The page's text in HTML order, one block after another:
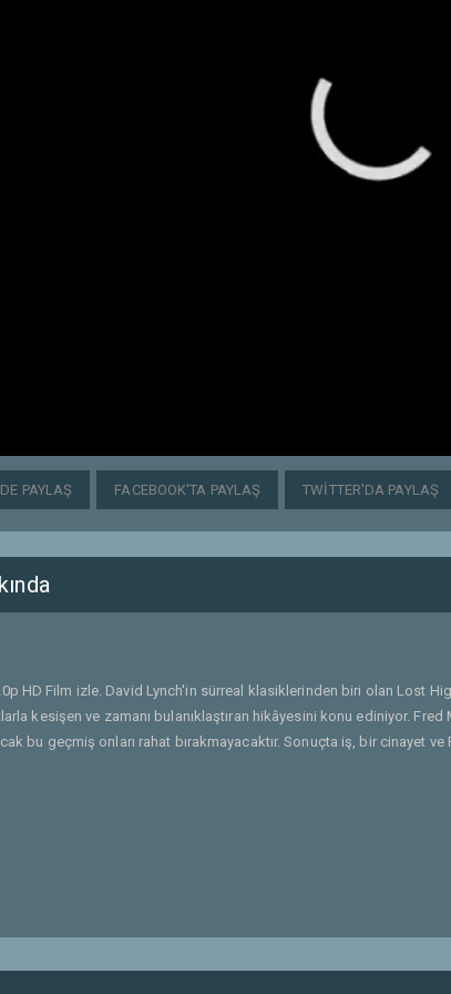
PAYLAŞ FACEBOOK'TA PAYLAŞ TWITTER'DA PAYLAŞ
HD Film izle. David Lynch'in sürreal klasiklerinden biri olan Lost
kesişen ve zamanı bulanıklaştıran hikâyesini konu ediniyor. Fred
bu geçmiş onları rahat bırakmayacaktır. Sonuçta iş, bir cinayet ve